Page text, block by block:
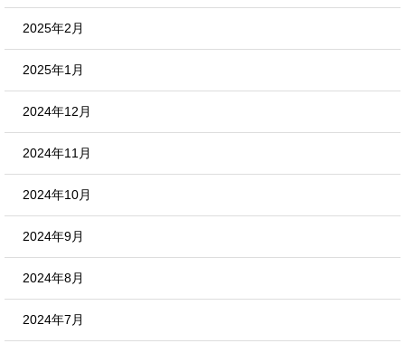
2025年2月
2025年1月
2024年12月
2024年11月
2024年10月
2024年9月
2024年8月
2024年7月